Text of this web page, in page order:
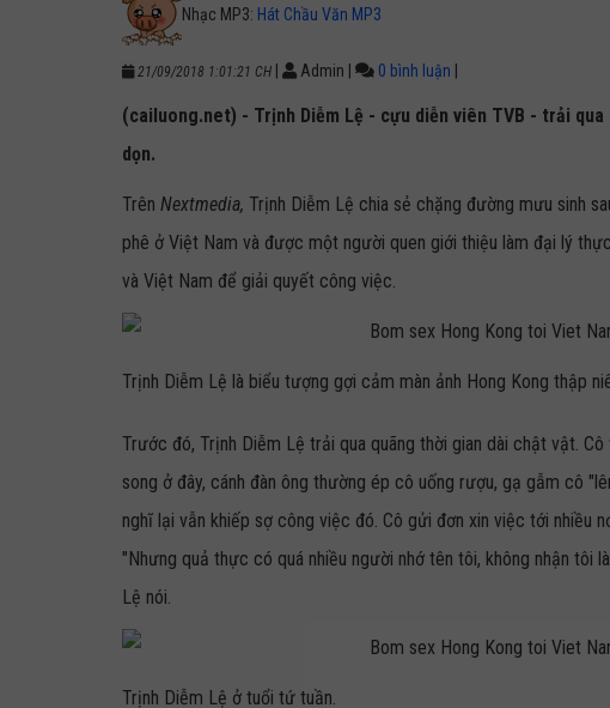
Nhạc MP3: Hát Chầu Văn MP3
21/09/2018 1:01:21 CH Admin 0 bình luận
(cailuong.net) - Trịnh Diễm Lệ - cựu diễn viên TVB - trải
dọn.
Trên Nextmedia, Trịnh Diễm Lệ chia sẻ chặng đường mưu sinh
phê ở Việt Nam và được một người quen giới thiệu làm đại lý
và Việt Nam để giải quyết công việc.
Trịnh Diễm Lệ là biểu tượng gợi cảm màn ảnh Hong Kong thập
Trước đó, Trịnh Diễm Lệ trải qua quãng thời gian dài chật vật.
song ở đây, cánh đàn ông thường ép cô uống rượu, gạ gẫm cô
nghĩ lại vẫn khiếp sợ công việc đó. Cô gửi đơn xin việc tới nhiều
"Nhưng quả thực có quá nhiều người nhớ tên tôi, không nhận tôi
Lệ nói.
Trịnh Diễm Lệ ở tuổi tứ tuần.